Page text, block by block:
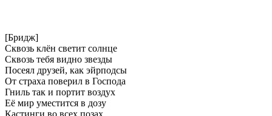
[Бридж]
Сквозь клён светит солнце
Сквозь тебя видно звезды
Посеял друзей, как эйрподсы
От страха поверил в Господа
Гниль так и портит воздух
Её мир уместится в дозу